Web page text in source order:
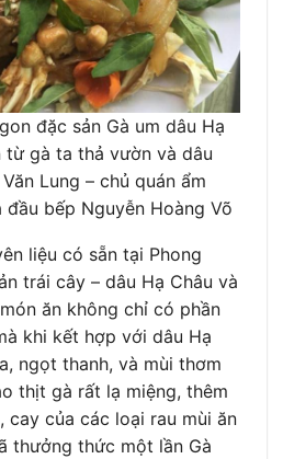
đặc sản Gà um dâu Hạ
từ gà ta thả vườn và dâu
Lung – chủ quán ẩm
bếp Nguyễn Hoàng Võ
liệu có sẵn tại Phong
trái cây – dâu Hạ Châu và
ăn không chỉ có phần
khi kết hợp với dâu Hạ
ngọt thanh, và mùi thơm
thịt gà rất lạ miệng, thêm
cay của các loại rau mùi ăn
thưởng thức một lần Gà